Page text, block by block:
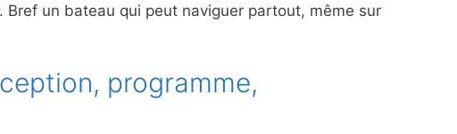
. Bref un bateau qui peut naviguer partout, même sur
programme,